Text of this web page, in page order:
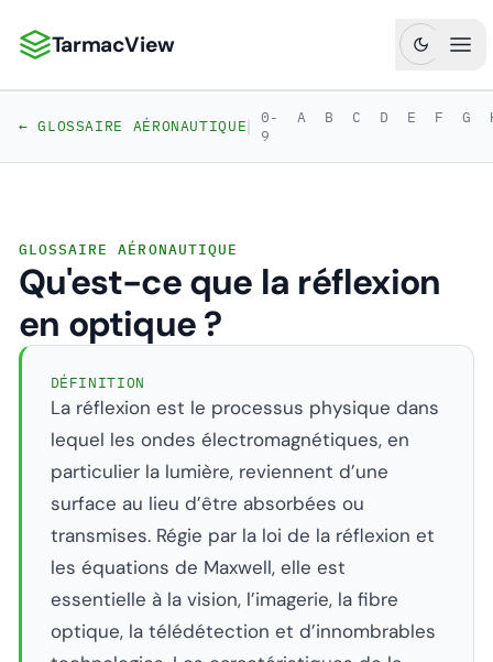
TarmacView : Analyses aéronautiques de précision
TarmacView
← GLOSSAIRE AÉRONAUTIQUE| 0-
9
A B C D E F G
GLOSSAIRE AÉRONAUTIQUE
Qu'est-ce que la réflexion
en optique ?
DÉFINITION
La réflexion est le processus physique dans
lequel les ondes électromagnétiques, en
particulier la lumière, reviennent d’une
surface au lieu d’être absorbées ou
transmises. Régie par la loi de la réflexion et
les équations de Maxwell, elle est
essentielle à la vision, l’imagerie, la fibre
optique, la télédétection et d’innombrables